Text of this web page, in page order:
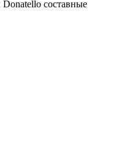
составные